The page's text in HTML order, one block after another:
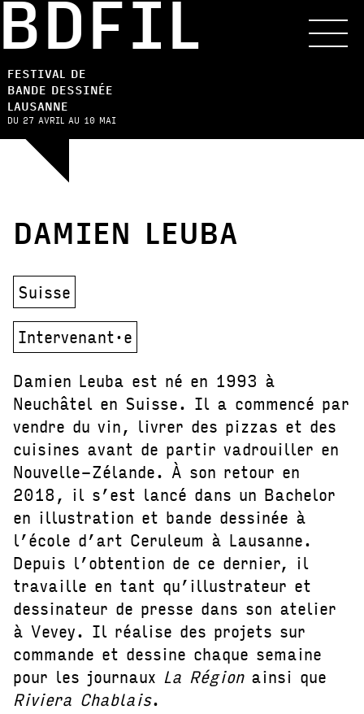
FESTIVAL DE
BANDE DESSINÉE
LAUSANNE
DU 27 AVRIL AU 10 MAI
DAMIEN LEUBA
Suisse
Intervenant·e
Damien Leuba est né en 1993 à
Neuchâtel en Suisse. Il a commencé par
vendre du vin, livrer des pizzas et des
cuisines avant de partir vadrouiller en
Nouvelle-Zélande. À son retour en
2018, il s’est lancé dans un Bachelor
en illustration et bande dessinée à
l’école d’art Ceruleum à Lausanne.
Depuis l’obtention de ce dernier, il
travaille en tant qu’illustrateur et
dessinateur de presse dans son atelier
à Vevey. Il réalise des projets sur
commande et dessine chaque semaine
pour les journaux La Régionainsi que
Riviera Chablais.